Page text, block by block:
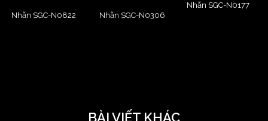
Nhẫn SGC-N0822 Nhẫn SGC-N0306
Nhẫn SGC-N0177
BÀI VIẾT KHÁC